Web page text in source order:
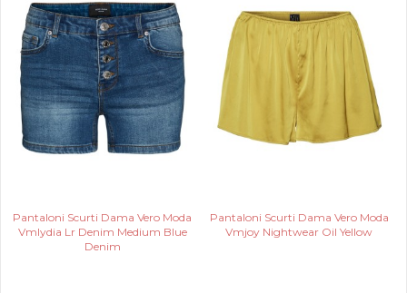
Pantaloni Scurti Dama Vero Moda
Vmlydia Lr Denim Medium Blue
Denim
Pantaloni Scurti Dama Vero Moda
Vmjoy Nightwear Oil Yellow